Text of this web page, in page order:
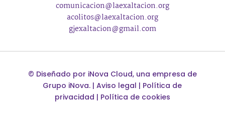
comunicacion@laexaltacion.org
acolitos@laexaltacion.org
gjexaltacion@gmail.com
© Diseñado por iNova Cloud, una empresa de
Grupo iNova. |Aviso legal | Política de
privacidad | Política de cookies